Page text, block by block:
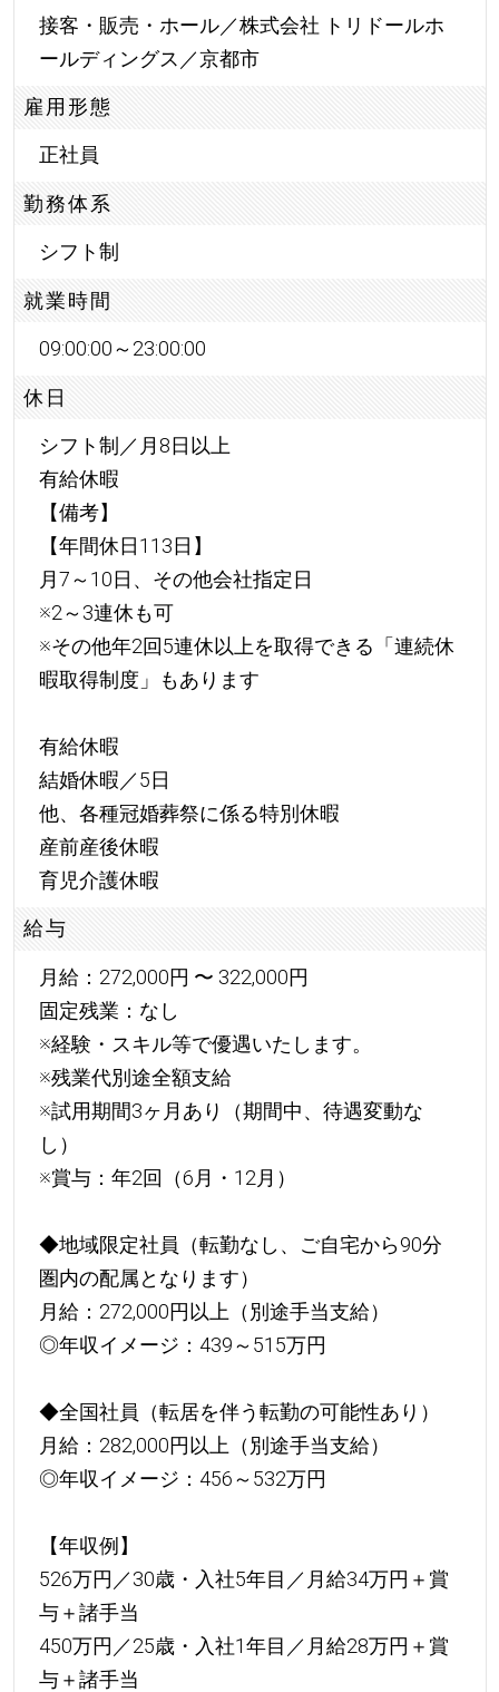
接客・販売・ホール／株式会社 トリドールホ
ールディングス／京都市
雇用形態
正社員
勤務体系
シフト制
就業時間
09:00:00～23:00:00
休日
シフト制／月8日以上
有給休暇
【備考】
【年間休日113日】
月7～10日、その他会社指定日
※2～3連休も可
※その他年2回5連休以上を取得できる「連続休
暇取得制度」もあります
有給休暇
結婚休暇／5日
他、各種冠婚葬祭に係る特別休暇
産前産後休暇
育児介護休暇
給与
月給：272,000円 〜 322,000円
固定残業：なし
※経験・スキル等で優遇いたします。
※残業代別途全額支給
※試用期間3ヶ月あり（期間中、待遇変動な
し）
※賞与：年2回（6月・12月）
◆地域限定社員（転勤なし、ご自宅から90分
圏内の配属となります）
月給：272,000円以上（別途手当支給）
◎年収イメージ：439～515万円
◆全国社員（転居を伴う転勤の可能性あり）
月給：282,000円以上（別途手当支給）
◎年収イメージ：456～532万円
【年収例】
526万円／30歳・入社5年目／月給34万円＋賞
与＋諸手当
450万円／25歳・入社1年目／月給28万円＋賞
与＋諸手当